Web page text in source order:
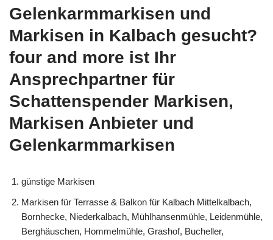
Gelenkarmmarkisen und
Markisen in Kalbach gesucht?
four and more ist Ihr
Ansprechpartner für
Schattenspender Markisen,
Markisen Anbieter und
Gelenkarmmarkisen
günstige Markisen
Markisen für Terrasse & Balkon für Kalbach Mittelkalbach,
Bornhecke, Niederkalbach, Mühlhansenmühle, Leidenmühle,
Berghäuschen, Hommelmühle, Grashof, Bucheller,